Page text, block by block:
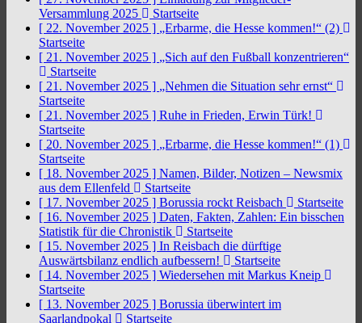
Versammlung 2025
Startseite
[ 22. November 2025 ] „Erbarme, die Hesse kommen!“ (2)
Startseite
[ 21. November 2025 ] „Sich auf den Fußball konzentrieren“
Startseite
[ 21. November 2025 ] „Nehmen die Situation sehr ernst“
Startseite
[ 21. November 2025 ] Ruhe in Frieden, Erwin Türk!
Startseite
[ 20. November 2025 ] „Erbarme, die Hesse kommen!“ (1)
Startseite
[ 18. November 2025 ] Namen, Bilder, Notizen – Newsmix
aus dem Ellenfeld
Startseite
[ 17. November 2025 ] Borussia rockt Reisbach
Startseite
[ 16. November 2025 ] Daten, Fakten, Zahlen: Ein bisschen
Statistik für die Chronistik
Startseite
[ 15. November 2025 ] In Reisbach die dürftige
Auswärtsbilanz endlich aufbessern!
Startseite
[ 14. November 2025 ] Wiedersehen mit Markus Kneip
Startseite
[ 13. November 2025 ] Borussia überwintert im
Saarlandpokal
Startseite